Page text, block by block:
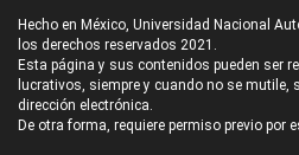
Hecho en México, Universidad Nacional
los derechos reservados 2021.
Esta página y sus contenidos pueden ser
lucrativos, siempre y cuando no se mutile,
dirección electrónica.
De otra forma, requiere permiso previo por